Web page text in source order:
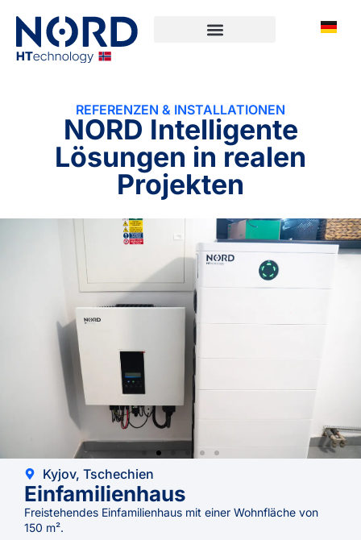
REFERENZEN & INSTALLATIONEN
NORD Intelligente
Lösungen in realen
Projekten
Kyjov, Tschechien
Einfamilienhaus
Freistehendes Einfamilienhaus mit einer Wohnfläche von
150 m².